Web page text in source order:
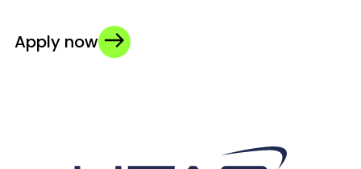
Apply now